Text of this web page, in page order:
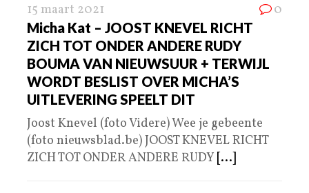
15 maart 2021 0
Micha Kat – JOOST KNEVEL RICHT
ZICH TOT ONDER ANDERE RUDY
BOUMA VAN NIEUWSUUR + TERWIJL
WORDT BESLIST OVER MICHA’S
UITLEVERING SPEELT DIT
Joost Knevel (foto Videre) Wee je gebeente
(foto nieuwsblad.be) JOOST KNEVEL RICHT
ZICH TOT ONDER ANDERE RUDY [...]